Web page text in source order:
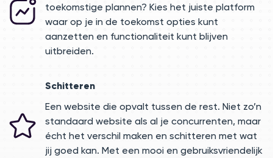
toekomstige plannen? Kies het juiste platform
waar op je in de toekomst opties kunt
aanzetten en functionaliteit kunt blijven
uitbreiden.
Schitteren
Een website die opvalt tussen de rest. Niet zo’n
standaard website als al je concurrenten, maar
écht het verschil maken en schitteren met wat
jij goed kan. Met een mooi en gebruiksvriendelijk